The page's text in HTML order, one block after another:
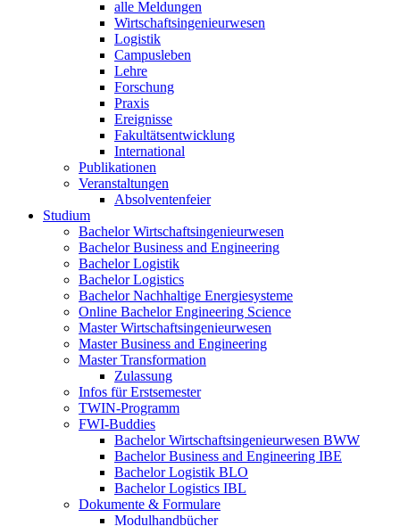
alle Meldungen
Wirtschaftsingenieurwesen
Logistik
Campusleben
Lehre
Forschung
Praxis
Ereignisse
Fakultätsentwicklung
International
Publikationen
Veranstaltungen
Absolventenfeier
Studium
Bachelor Wirtschaftsingenieurwesen
Bachelor Business and Engineering
Bachelor Logistik
Bachelor Logistics
Bachelor Nachhaltige Energiesysteme
Online Bachelor Engineering Science
Master Wirtschaftsingenieurwesen
Master Business and Engineering
Master Transformation
Zulassung
Infos für Erstsemester
TWIN-Programm
FWI-Buddies
Bachelor Wirtschaftsingenieurwesen BWW
Bachelor Business and Engineering IBE
Bachelor Logistik BLO
Bachelor Logistics IBL
Dokumente & Formulare
Modulhandbücher